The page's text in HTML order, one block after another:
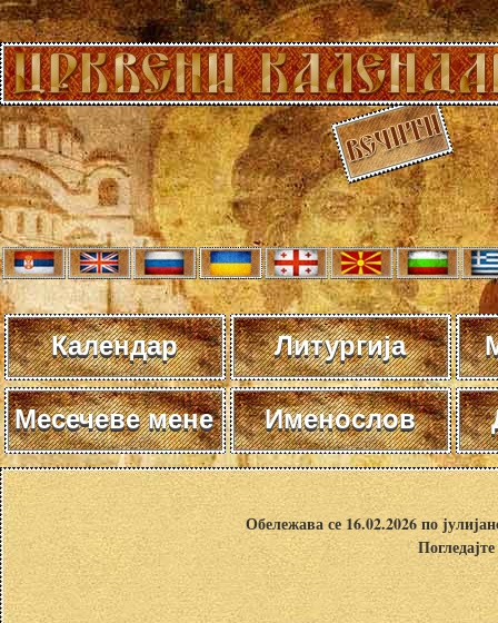
Календар Литургија
Месечеве мене Именослов
Обележава се 16.02.2026 по